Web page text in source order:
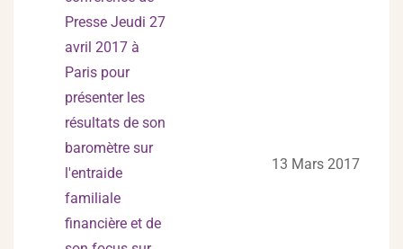
Presse Jeudi 27
avril 2017 à
Paris pour
présenter les
résultats de son
baromètre sur
l'entraide
familiale
financière et de
13 Mars 2017